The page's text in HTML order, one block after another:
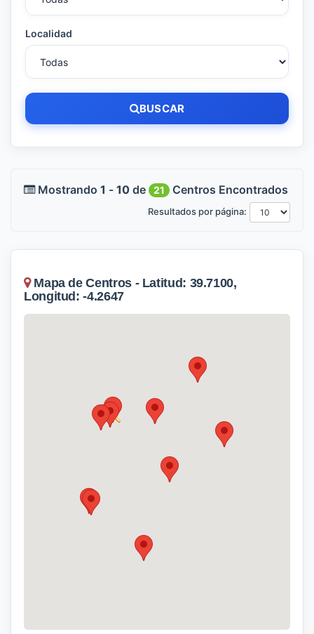
Localidad
BUSCAR
Mostrando 1 - 10 de 21 Centros Encontrados
Resultados por página:
Mapa de Centros - Latitud: 39.7100,
Longitud: -4.2647